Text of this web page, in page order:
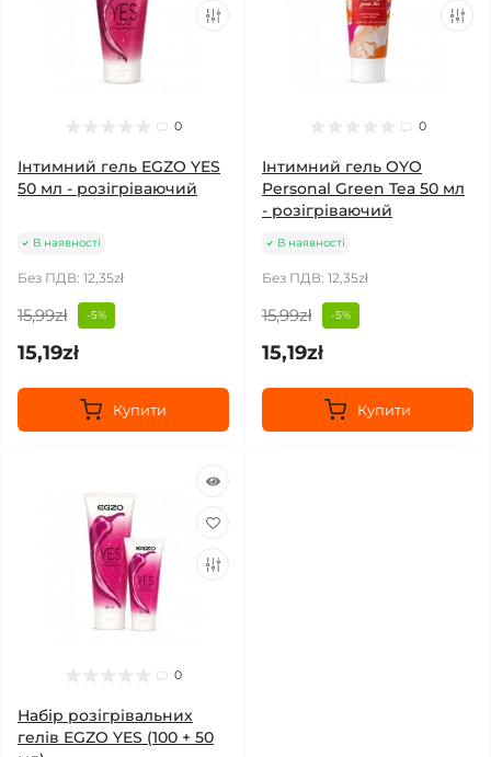
0
Інтимний гель EGZO YES
50 мл - розігріваючий
В наявності
Без ПДВ: 12,35zł
15,99zł -5%
15,19zł
Купити
0
Інтимний гель OYO
Personal Green Tea 50 мл
- розігріваючий
В наявності
Без ПДВ: 12,35zł
15,99zł -5%
15,19zł
Купити
0
Набір розігрівальних
гелів EGZO YES (100 + 50